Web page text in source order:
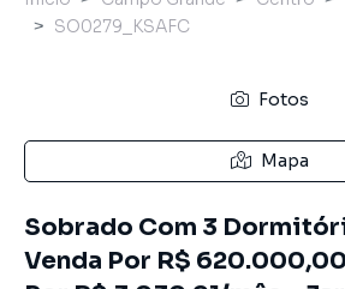
SO0279_KSAFC
Fotos
Mapa
Sobrado Com 3
Venda Por R$